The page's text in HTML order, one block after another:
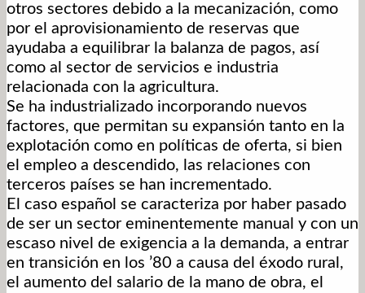
otros sectores debido a la mecanización, como
por el aprovisionamiento de reservas que
ayudaba a equilibrar la balanza de pagos, así
como al sector de servicios e industria
relacionada con la agricultura.
Se ha industrializado incorporando nuevos
factores, que permitan su expansión tanto en la
explotación como en políticas de oferta, si bien
el empleo a descendido, las relaciones con
terceros países se han incrementado.
El caso español se caracteriza por haber pasado
de ser un sector eminentemente manual y con un
escaso nivel de exigencia a la demanda, a entrar
en transición en los ’80 a causa del éxodo rural,
el aumento del salario de la mano de obra, el